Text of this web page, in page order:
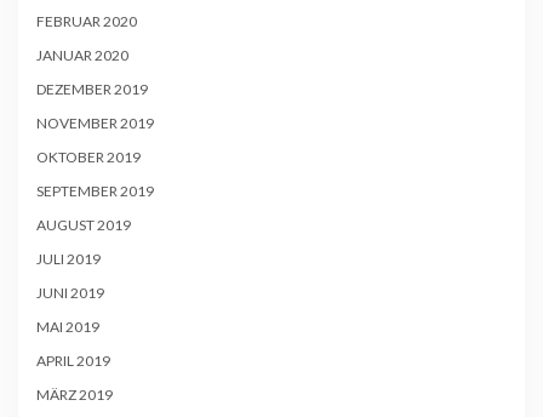
FEBRUAR 2020
JANUAR 2020
DEZEMBER 2019
NOVEMBER 2019
OKTOBER 2019
SEPTEMBER 2019
AUGUST 2019
JULI 2019
JUNI 2019
MAI 2019
APRIL 2019
MÄRZ 2019